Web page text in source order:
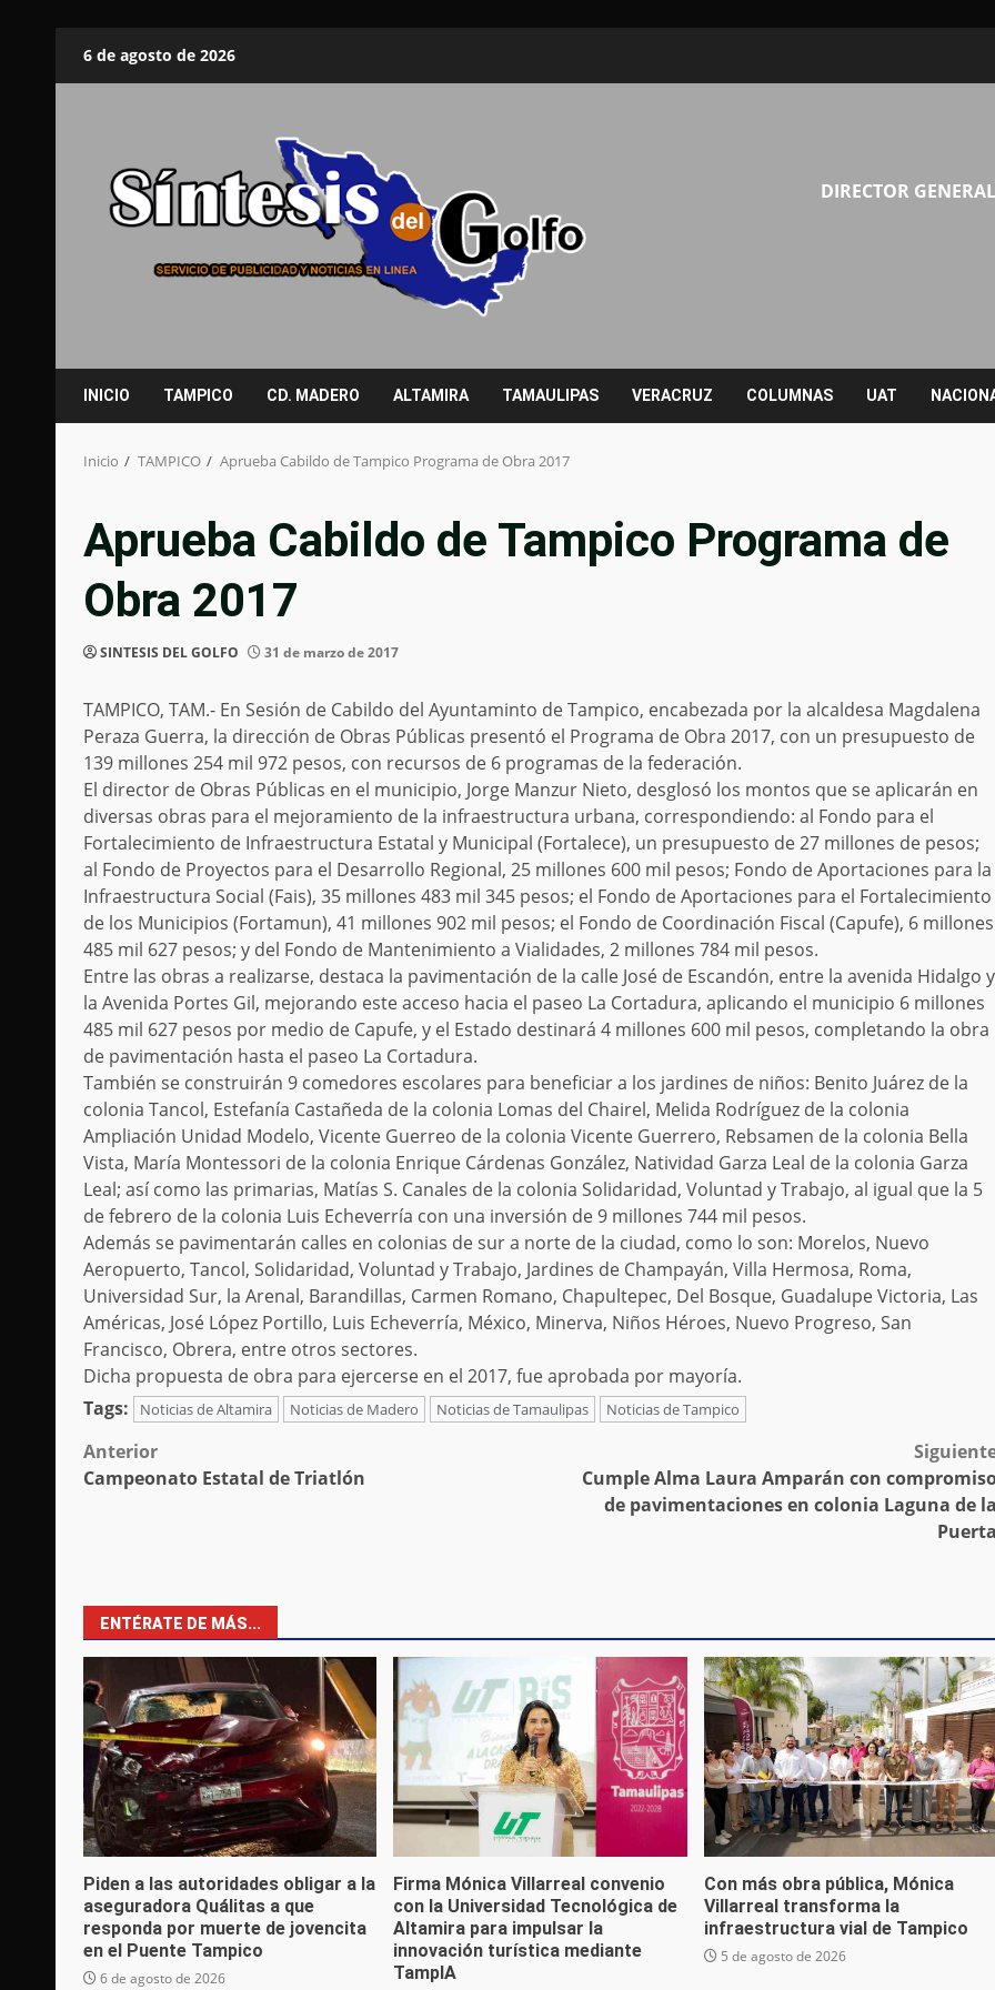
6 de agosto de 2026
DIRECTOR
INICIO TAMPICO CD. MADERO ALTAMIRA TAMAULIPAS VERACRUZ COLUMNAS UAT
Inicio TAMPICO Aprueba Cabildo de Tampico Programa de Obra 2017
Aprueba Cabildo de Tampico Programa de
Obra 2017
SINTESIS DEL GOLFO 31 de marzo de 2017
TAMPICO, TAM.- En Sesión de Cabildo del Ayuntaminto de Tampico, encabezada por la alcaldesa Magdalena
Peraza Guerra, la dirección de Obras Públicas presentó el Programa de Obra 2017, con un presupuesto de
139 millones 254 mil 972 pesos, con recursos de 6 programas de la federación.
El director de Obras Públicas en el municipio, Jorge Manzur Nieto, desglosó los montos que se aplicarán en
diversas obras para el mejoramiento de la infraestructura urbana, correspondiendo: al Fondo para el
Fortalecimiento de Infraestructura Estatal y Municipal (Fortalece), un presupuesto de 27 millones de pesos;
al Fondo de Proyectos para el Desarrollo Regional, 25 millones 600 mil pesos; Fondo de Aportaciones para la
Infraestructura Social (Fais), 35 millones 483 mil 345 pesos; el Fondo de Aportaciones para el Fortalecimiento
de los Municipios (Fortamun), 41 millones 902 mil pesos; el Fondo de Coordinación Fiscal (Capufe), 6 millones
485 mil 627 pesos; y del Fondo de Mantenimiento a Vialidades, 2 millones 784 mil pesos.
Entre las obras a realizarse, destaca la pavimentación de la calle José de Escandón, entre la avenida Hidalgo y
la Avenida Portes Gil, mejorando este acceso hacia el paseo La Cortadura, aplicando el municipio 6 millones
485 mil 627 pesos por medio de Capufe, y el Estado destinará 4 millones 600 mil pesos, completando la obra
de pavimentación hasta el paseo La Cortadura.
También se construirán 9 comedores escolares para beneficiar a los jardines de niños: Benito Juárez de la
colonia Tancol, Estefanía Castañeda de la colonia Lomas del Chairel, Melida Rodríguez de la colonia
Ampliación Unidad Modelo, Vicente Guerreo de la colonia Vicente Guerrero, Rebsamen de la colonia Bella
Vista, María Montessori de la colonia Enrique Cárdenas González, Natividad Garza Leal de la colonia Garza
Leal; así como las primarias, Matías S. Canales de la colonia Solidaridad, Voluntad y Trabajo, al igual que la 5
de febrero de la colonia Luis Echeverría con una inversión de 9 millones 744 mil pesos.
Además se pavimentarán calles en colonias de sur a norte de la ciudad, como lo son: Morelos, Nuevo
Aeropuerto, Tancol, Solidaridad, Voluntad y Trabajo, Jardines de Champayán, Villa Hermosa, Roma,
Universidad Sur, la Arenal, Barandillas, Carmen Romano, Chapultepec, Del Bosque, Guadalupe Victoria, Las
Américas, José López Portillo, Luis Echeverría, México, Minerva, Niños Héroes, Nuevo Progreso, San
Francisco, Obrera, entre otros sectores.
Dicha propuesta de obra para ejercerse en el 2017, fue aprobada por mayoría.
Tags:
Noticias de Altamira Noticias de Madero Noticias de Tamaulipas Noticias de Tampico
Post
navigation
Anterior
Campeonato Estatal de Triatlón
Cumple Alma Laura Amparán con
de pavimentaciones en colonia Laguna de
ENTÉRATE DE MÁS...
Piden a las autoridades obligar a la
aseguradora Quálitas a que
responda por muerte de jovencita
en el Puente Tampico
6 de agosto de 2026
Firma Mónica Villarreal convenio
con la Universidad Tecnológica de
Altamira para impulsar la
innovación turística mediante
TampIA
Con más obra pública, Mónica
Villarreal transforma la
infraestructura vial de Tampico
5 de agosto de 2026